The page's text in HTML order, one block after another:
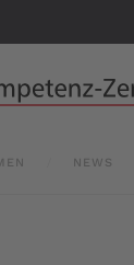
NEWS